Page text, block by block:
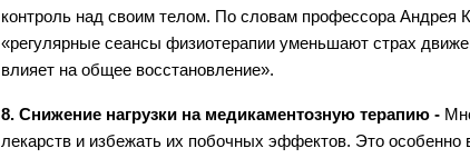
контроль над своим телом. По словам профессора Андрея
«регулярные сеансы физиотерапии уменьшают страх
влияет на общее восстановление».
8. Снижение нагрузки на медикаментозную терапию -
лекарств и избежать их побочных эффектов. Это